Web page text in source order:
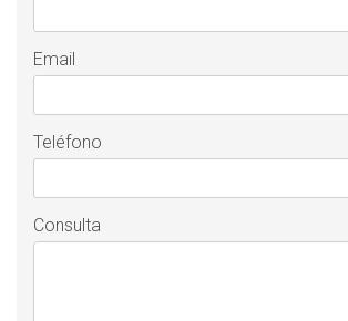
Email
Teléfono
Consulta